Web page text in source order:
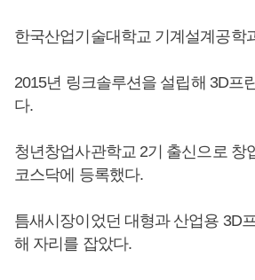
한국산업기술대학교 기계설계공학
2015년 링크솔루션을 설립해 3D프
다.
청년창업사관학교 2기 출신으로 창
코스닥에 등록했다.
틈새시장이었던 대형과 산업용 3D
해 자리를 잡았다.